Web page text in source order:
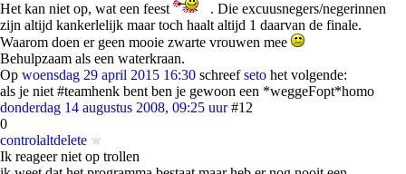
Het kan niet op, wat een feest
. Die excuusnegers/negerinnen
zijn altijd kankerlelijk maar toch haalt altijd 1 daarvan de finale.
Waarom doen er geen mooie zwarte vrouwen mee
Behulpzaam als een waterkraan.
Op woensdag 29 april 2015 16:30 schreefseto het volgende:
als je niet #teamhenk bent ben je gewoon een *weggeFopt*homo
donderdag 14 augustus 2008, 09:25 uur #12
0
controlaltdelete
Ik reageer niet op trollen